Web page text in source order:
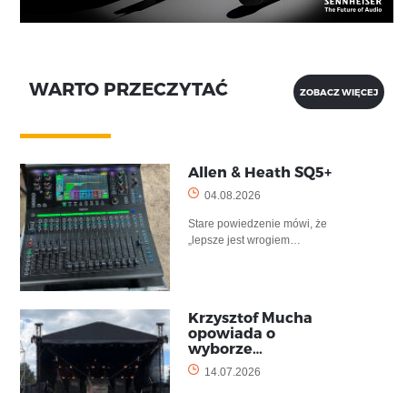
WARTO PRZECZYTAĆ ZOBACZ WIĘCEJ
Allen & Heath SQ5+
04.08.2026
Stare powiedzenie mówi, że
„lepsze jest wrogiem…
Krzysztof Mucha
opowiada o
wyborze…
14.07.2026